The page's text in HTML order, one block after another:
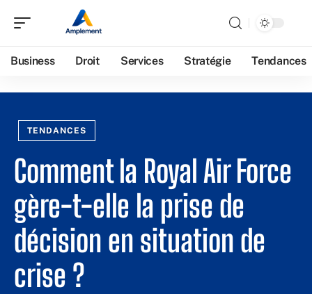
Business Droit Services Stratégie Tendances
TENDANCES
Comment la Royal Air Force
gère-t-elle la prise de
décision en situation de
crise ?